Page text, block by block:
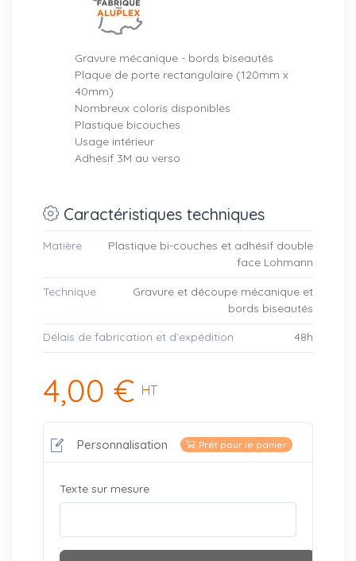
Gravure mécanique - bords biseautés
Plaque de porte rectangulaire (120mm x
40mm)
Nombreux coloris disponibles
Plastique bicouches
Usage intérieur
Adhésif 3M au verso
Caractéristiques techniques
Matière
Plastique bi-couches et adhésif double
face Lohmann
Technique
Gravure et découpe mécanique et
bords biseautés
Délais de fabrication et d’expédition 48h
4,00 € HT
Personnalisation Prêt pour le panier
Texte sur mesure